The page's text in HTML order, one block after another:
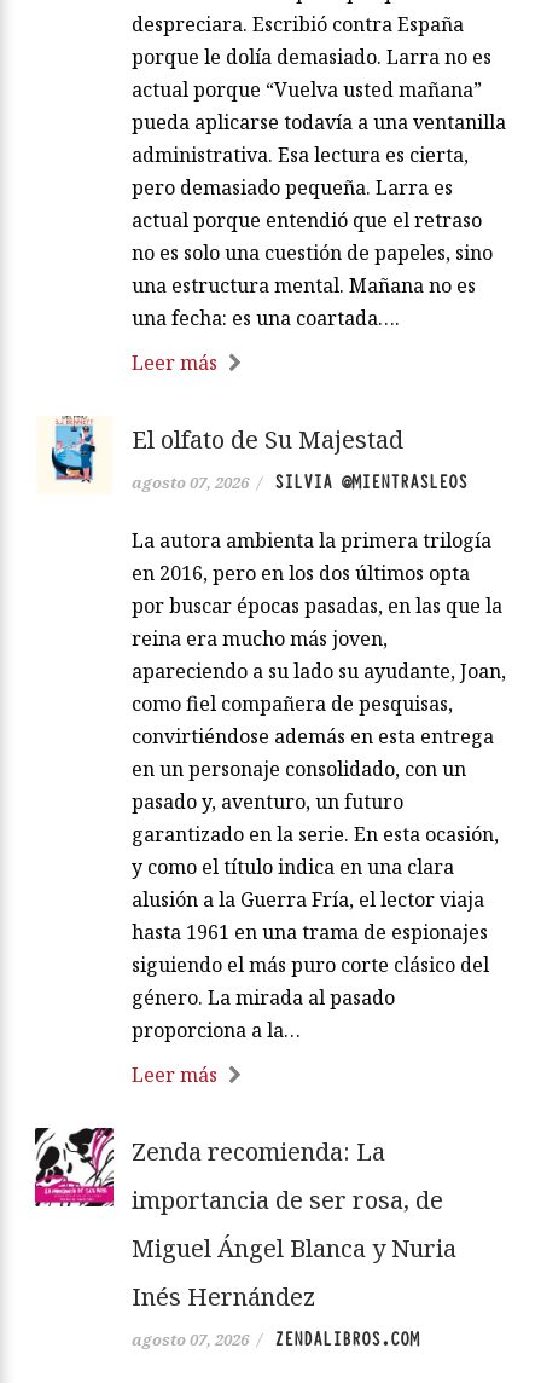
despreciara. Escribió contra España
porque le dolía demasiado. Larra no es
actual porque “Vuelva usted mañana”
pueda aplicarse todavía a una ventanilla
administrativa. Esa lectura es cierta,
pero demasiado pequeña. Larra es
actual porque entendió que el retraso
no es solo una cuestión de papeles, sino
una estructura mental. Mañana no es
una fecha: es una coartada….
Leer más
El olfato de Su Majestad
agosto 07, 2026 / SILVIA @MIENTRASLEOS
La autora ambienta la primera trilogía
en 2016, pero en los dos últimos opta
por buscar épocas pasadas, en las que la
reina era mucho más joven,
apareciendo a su lado su ayudante, Joan,
como fiel compañera de pesquisas,
convirtiéndose además en esta entrega
en un personaje consolidado, con un
pasado y, aventuro, un futuro
garantizado en la serie. En esta ocasión,
y como el título indica en una clara
alusión a la Guerra Fría, el lector viaja
hasta 1961 en una trama de espionajes
siguiendo el más puro corte clásico del
género. La mirada al pasado
proporciona a la…
Leer más
Zenda recomienda: La
importancia de ser rosa, de
Miguel Ángel Blanca y Nuria
Inés Hernández
agosto 07, 2026 / ZENDALIBROS.COM